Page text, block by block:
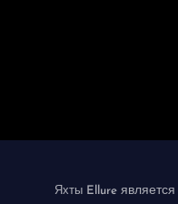
Яхты Ellure